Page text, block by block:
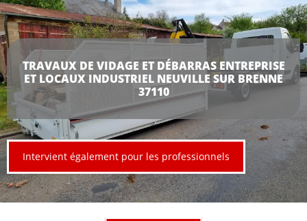
TRAVAUX DE VIDAGE ET DÉBARRAS ENTREPRISE
ET LOCAUX INDUSTRIEL NEUVILLE SUR BRENNE
37110
Intervient également pour les professionnels